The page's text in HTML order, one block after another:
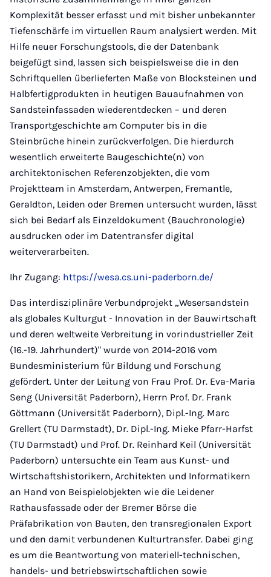
Komplexität besser erfasst und mit bisher unbekannter
Tiefenschärfe im virtuellen Raum analysiert werden. Mit
Hilfe neuer Forschungstools, die der Datenbank
beigefügt sind, lassen sich beispielsweise die in den
Schriftquellen überlieferten Maße von Blocksteinen und
Halbfertigprodukten in heutigen Bauaufnahmen von
Sandsteinfassaden wiederentdecken – und deren
Transportgeschichte am Computer bis in die
Steinbrüche hinein zurückverfolgen. Die hierdurch
wesentlich erweiterte Baugeschichte(n) von
architektonischen Referenzobjekten, die vom
Projektteam in Amsterdam, Antwerpen, Fremantle,
Geraldton, Leiden oder Bremen untersucht wurden, lässt
sich bei Bedarf als Einzeldokument (Bauchronologie)
ausdrucken oder im Datentransfer digital
weiterverarbeiten.
Ihr Zugang: https://wesa.cs.uni-paderborn.de/
Das interdisziplinäre Verbundprojekt „Wesersandstein
als globales Kulturgut - Innovation in der Bauwirtschaft
und deren weltweite Verbreitung in vorindustrieller Zeit
(16.-19. Jahrhundert)" wurde von 2014-2016 vom
Bundesministerium für Bildung und Forschung
gefördert. Unter der Leitung von Frau Prof. Dr. Eva-Maria
Seng (Universität Paderborn), Herrn Prof. Dr. Frank
Göttmann (Universität Paderborn), Dipl.-Ing. Marc
Grellert (TU Darmstadt), Dr. Dipl.-Ing. Mieke Pfarr-Harfst
(TU Darmstadt) und Prof. Dr. Reinhard Keil (Universität
Paderborn) untersuchte ein Team aus Kunst- und
Wirtschaftshistorikern, Architekten und Informatikern
an Hand von Beispielobjekten wie die Leidener
Rathausfassade oder der Bremer Börse die
Präfabrikation von Bauten, den transregionalen Export
und den damit verbundenen Kulturtransfer. Dabei ging
es um die Beantwortung von materiell-technischen,
handels- und betriebswirtschaftlichen sowie